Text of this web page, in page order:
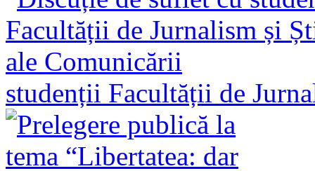
studenții Facultății de